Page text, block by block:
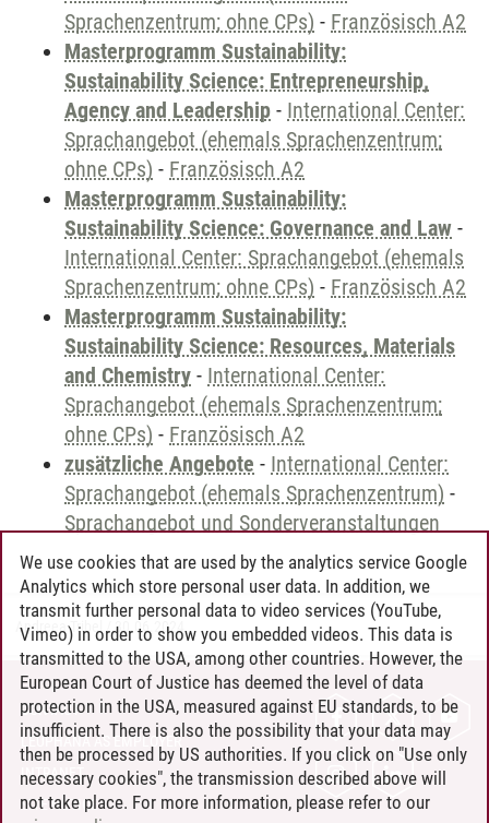
Sprachenzentrum; ohne CPs) - Französisch A2
Masterprogramm Sustainability:
Sustainability Science: Entrepreneurship,
Agency and Leadership - International Center:
Sprachangebot (ehemals Sprachenzentrum;
ohne CPs) - Französisch A2
Masterprogramm Sustainability:
Sustainability Science: Governance and Law -
International Center: Sprachangebot (ehemals
Sprachenzentrum; ohne CPs) - Französisch A2
Masterprogramm Sustainability:
Sustainability Science: Resources, Materials
and Chemistry - International Center:
Sprachangebot (ehemals Sprachenzentrum;
ohne CPs) - Französisch A2
zusätzliche Angebote - International Center:
Sprachangebot (ehemals Sprachenzentrum) -
Sprachangebot und Sonderveranstaltungen
Andreea Tribel 30.06.2024
CONTACT
LEUPHANA AS EMPLOYER
INTRANET
SITE NOTICE
We use cookies that are used by the analytics service Google
Analytics which store personal user data. In addition, we
transmit further personal data to video services (YouTube,
Vimeo) in order to show you embedded videos. This data is
transmitted to the USA, among other countries. However, the
European Court of Justice has deemed the level of data
protection in the USA, measured against EU standards, to be
insufficient. There is also the possibility that your data may
then be processed by US authorities. If you click on "Use only
necessary cookies", the transmission described above will
not take place. For more information, please refer to our